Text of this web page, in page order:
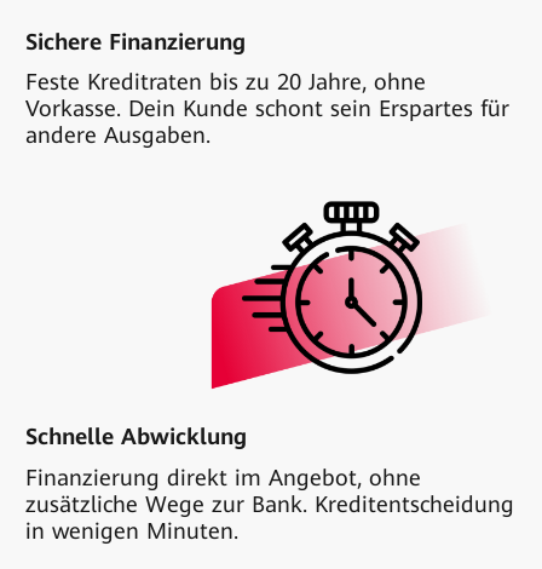
Sichere Finanzierung
Feste Kreditraten bis zu 20 Jahre, ohne
Vorkasse. Dein Kunde schont sein Erspartes für
andere Ausgaben.
Schnelle Abwicklung
Finanzierung direkt im Angebot, ohne
zusätzliche Wege zur Bank. Kreditentscheidung
in wenigen Minuten.